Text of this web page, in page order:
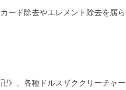
ード除去やエレメント除去を腐ら
》、各種ドルスザククリーチャ